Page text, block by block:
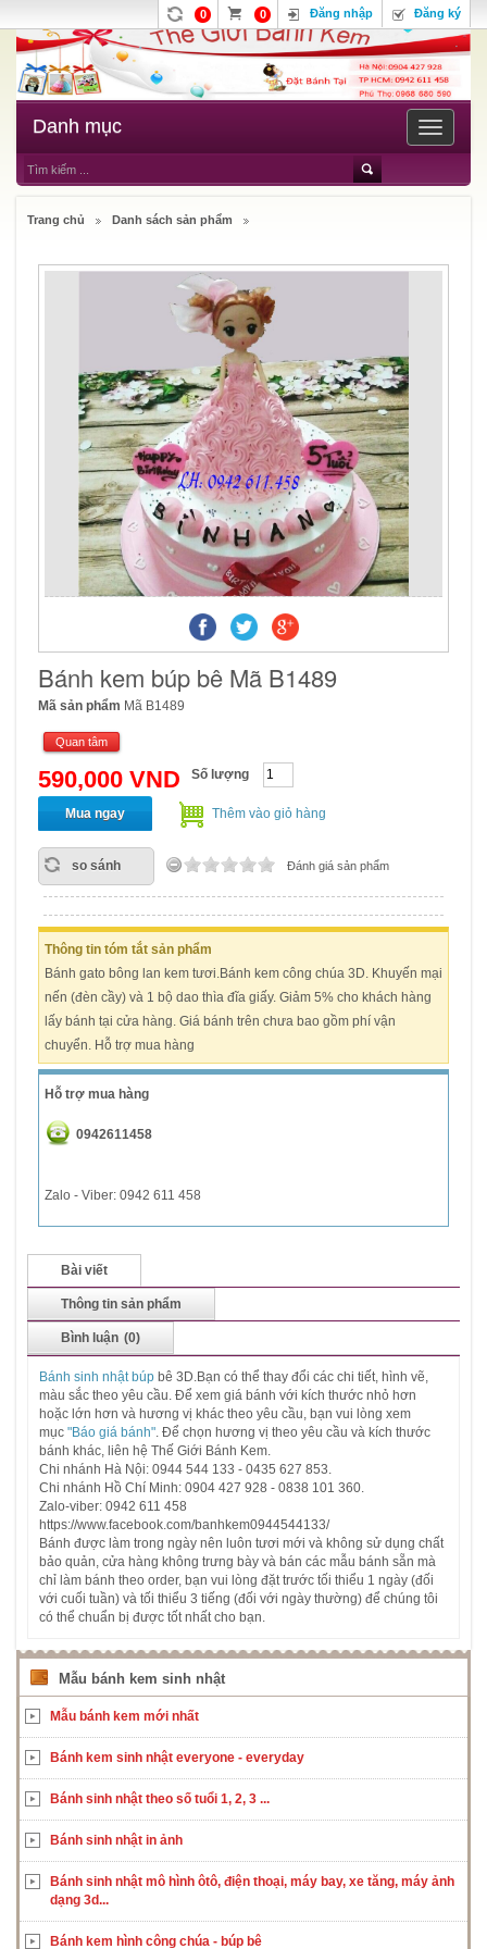
0 0 Đăng nhập Đăng ký
Toggle
Danh mục
Trang chủ Danh sách sản phẩm
Bánh kem búp bê Mã B1489
Mã sản phẩm Mã B1489
Quan tâm
590,000 VND Số lượng
Mua ngay Thêm vào giỏ hàng
so sánh Đánh giá sản phẩm
Thông tin tóm tắt sản phẩm
Bánh gato bông lan kem tươi.Bánh kem công chúa 3D. Khuyến mại
nến (đèn cầy) và 1 bộ dao thìa đĩa giấy. Giảm 5% cho khách hàng
lấy bánh tại cửa hàng. Giá bánh trên chưa bao gồm phí vận
chuyển. Hỗ trợ mua hàng
Hỗ trợ mua hàng
0942611458
Zalo - Viber: 0942 611 458
Bài viết
Thông tin sản phẩm
Bình luận (0)
Bánh sinh nhật búp bê 3D.Bạn có thể thay đổi các chi tiết, hình vẽ,
màu sắc theo yêu cầu. Để xem giá bánh với kích thước nhỏ hơn
hoặc lớn hơn và hương vị khác theo yêu cầu, bạn vui lòng xem
mục "Báo giá bánh". Để chọn hương vị theo yêu cầu và kích thước
bánh khác, liên hệ Thế Giới Bánh Kem.
Chi nhánh Hà Nội: 0944 544 133 - 0435 627 853.
Chi nhánh Hồ Chí Minh: 0904 427 928 - 0838 101 360.
Zalo-viber: 0942 611 458
https://www.facebook.com/banhkem0944544133/
Bánh được làm trong ngày nên luôn tươi mới và không sử dụng chất
bảo quản, cửa hàng không trưng bày và bán các mẫu bánh sẵn mà
chỉ làm bánh theo order, bạn vui lòng đặt trước tối thiểu 1 ngày (đối
với cuối tuần) và tối thiểu 3 tiếng (đối với ngày thường) để chúng tôi
có thể chuẩn bị được tốt nhất cho bạn.
Mẫu bánh kem sinh nhật
Mẫu bánh kem mới nhất
Bánh kem sinh nhật everyone - everyday
Bánh sinh nhật theo số tuổi 1, 2, 3 ...
Bánh sinh nhật in ảnh
Bánh sinh nhật mô hình ôtô, điện thoại, máy bay, xe tăng, máy ảnh
dạng 3d...
Bánh kem hình công chúa - búp bê